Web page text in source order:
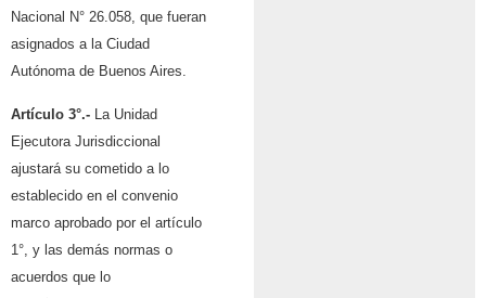
Nacional N° 26.058, que fueran
asignados a la Ciudad
Autónoma de Buenos Aires.
Artículo 3°.- La Unidad
Ejecutora Jurisdiccional
ajustará su cometido a lo
establecido en el convenio
marco aprobado por el artículo
1°, y las demás normas o
acuerdos que lo